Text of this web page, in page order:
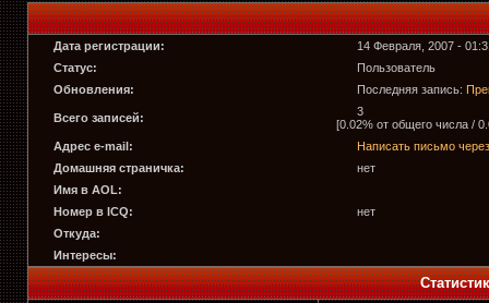
Дата регистрации:
14 Февраля, 2007 -
Статус:
Пользователь
Обновления:
Последняя запись:
Всего записей:
3
[0.02% от общего числа /
Адрес e-mail:
Написать письмо
Домашняя страничка:
нет
Имя в AOL:
Номер в ICQ:
нет
Откуда:
Интересы: